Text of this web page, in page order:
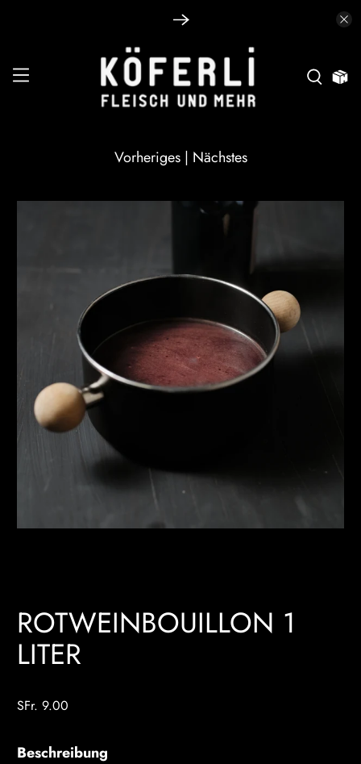
Vorheriges | Nächstes
ROTWEINBOUILLON 1
LITER
SFr. 9.00
Beschreibung